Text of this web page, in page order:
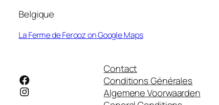
Belgique
La Ferme de Ferooz on Google Maps
Facebook
Instagram
Contact
Conditions Générales
Algemene Voorwaarden